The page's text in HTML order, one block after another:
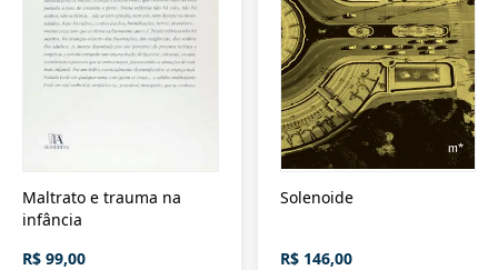
Maltrato e trauma na
infância
R$ 99,00
Solenoide
R$ 146,00